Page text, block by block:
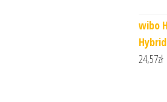
wibo
24,57zł